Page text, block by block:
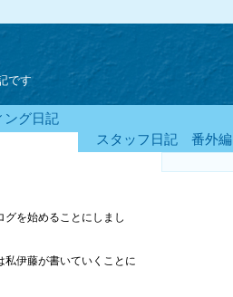
です
ング日記
スタッフ日記 番外編
を始めることにしまし
私伊藤が書いていくことに